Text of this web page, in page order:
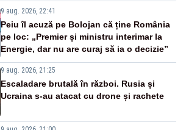
9 aug. 2026, 22:41
Peiu îl acuză pe Bolojan că ține România
pe loc: „Premier și ministru interimar la
Energie, dar nu are curaj să ia o decizie”
9 aug. 2026, 21:25
Escaladare brutală în război. Rusia și
Ucraina s-au atacat cu drone și rachete